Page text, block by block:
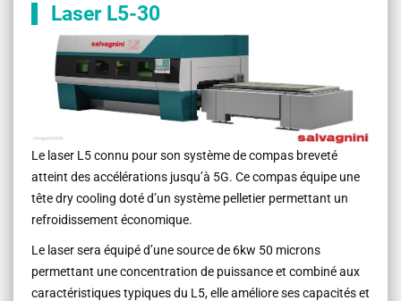
Laser L5-30
Le laser L5 connu pour son système de compas breveté
atteint des accélérations jusqu’à 5G. Ce compas équipe une
tête dry cooling doté d’un système pelletier permettant un
refroidissement économique.
Le laser sera équipé d’une source de 6kw 50 microns
permettant une concentration de puissance et combiné aux
caractéristiques typiques du L5, elle améliore ses capacités et